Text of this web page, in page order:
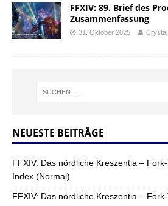
FFXIV: 89. Brief des
Zusammenfassung
31. Oktober 2025
NEUESTE BEITRÄGE
FFXIV: Das nördliche Kreszentia –
Index (Normal)
FFXIV: Das nördliche Kreszentia –